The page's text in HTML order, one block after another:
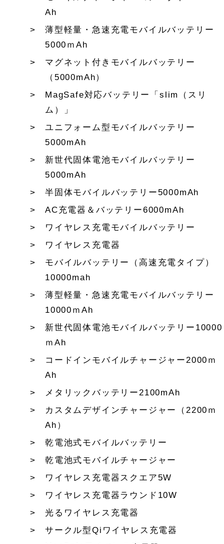
Ah
薄型軽量・急速充電モバイルバッテリー
5000ｍAh
マグネット付きモバイルバッテリー
（5000mAh）
MagSafe対応バッテリー「slim（スリ
ム）」
ユニフォーム型モバイルバッテリー
5000mAh
新世代固体電池モバイルバッテリー
5000mAh
半固体モバイルバッテリー5000mAh
AC充電器＆バッテリー6000mAh
ワイヤレス充電モバイルバッテリー
ワイヤレス充電器
モバイルバッテリー（高速充電タイプ）
10000mah
薄型軽量・急速充電モバイルバッテリー
10000ｍAh
新世代固体電池モバイルバッテリー10000
ｍAh
コードインモバイルチャージャー2000ｍ
Ah
メタリックバッテリー2100mAh
カスタムデザインチャージャー（2200ｍ
Ah）
乾電池式モバイルバッテリー
乾電池式モバイルチャージャー
ワイヤレス充電器スクエア5W
ワイヤレス充電器ラウンド10W
光るワイヤレス充電器
サークル型Qiワイヤレス充電器